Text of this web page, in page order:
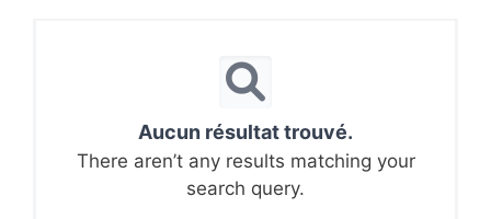
Aucun résultat trouvé.
There aren’t any results matching your
search query.